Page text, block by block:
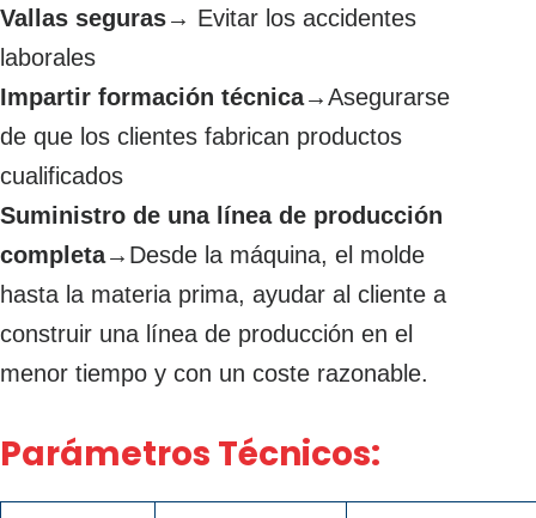
Vallas seguras→ Evitar los accidentes
laborales
Impartir formación técnica→Asegurarse
de que los clientes fabrican productos
cualificados
Suministro de una línea de producción
completa→Desde la máquina, el molde
hasta la materia prima, ayudar al cliente a
construir una línea de producción en el
menor tiempo y con un coste razonable.
Parámetros Técnicos: